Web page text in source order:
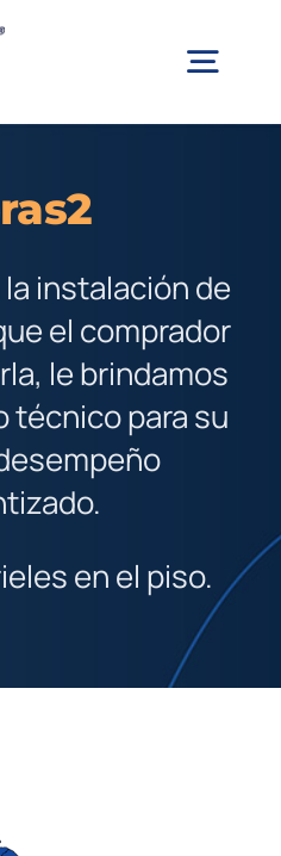
Multidireccional
Modelo Barcelona
Obras
Descargas
instalación de
el comprador
le brindamos
técnico para su
en el piso.